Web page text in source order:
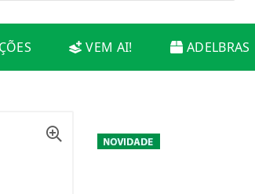
VEM AI! ADELBRAS